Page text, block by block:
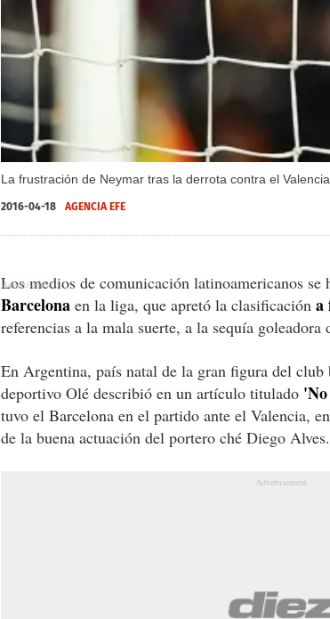
La frustración de Neymar tras la derrota contra el Valencia.
2016-04-18 AGENCIA EFE
Los medios de comunicación latinoamericanos se
Barcelona en la liga, que apretó la clasificación a
referencias a la mala suerte, a la sequía
En Argentina, país natal de la gran figura del
deportivo Olé describió en un artículo titulado
tuvo el Barcelona en el partido ante el Valencia,
de la buena actuación del portero ché Diego Alves.